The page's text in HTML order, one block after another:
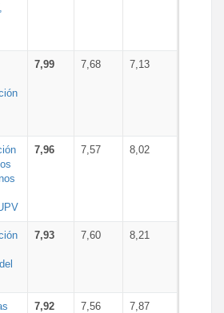
7,99 7,68 7,13
7,96 7,57 8,02
7,93 7,60 8,21
7,92 7,56 7,87